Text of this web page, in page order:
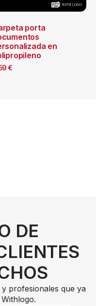
porta
en
€
DE
profesionales que ya